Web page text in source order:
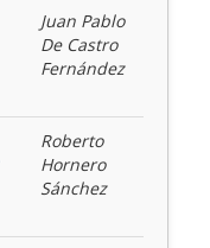
Juan Pablo
De Castro
Fernández
Roberto
Hornero
Sánchez